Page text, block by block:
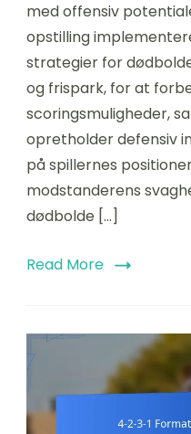
med offensiv
opstilling
strategier for
og frispark, for at
scoringsmuligheder,
opretholder defensiv
på spillernes
modstanderens
dødbolde […]
Read More